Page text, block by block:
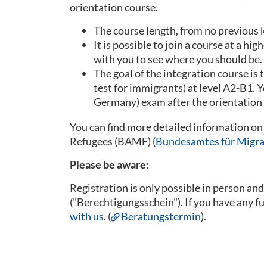
orientation course.
The course length, from no
It is possible to join a course at a
with you to see where you should be.
The goal of the integration course
test for immigrants) at level A2-B1.
Germany) exam after the orientation
You can find more detailed information
Refugees (BAMF) (Bundesamtes für
Please be aware:
Registration is only possible in person
("Berechtigungsschein"). If you have any
with us. ( Beratungstermin).